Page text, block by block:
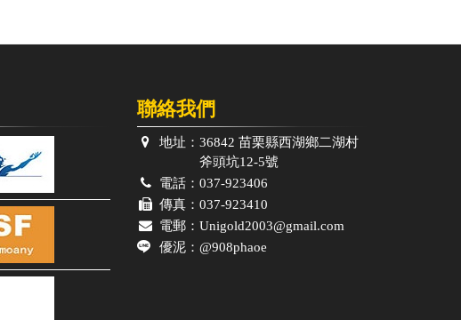
聯絡我們
地址： 36842 苗栗縣西湖鄉二湖村
斧頭坑12-5號
電話： 037-923406
傳真： 037-923410
電郵： Unigold2003@gmail.com
優泥： @908phaoe